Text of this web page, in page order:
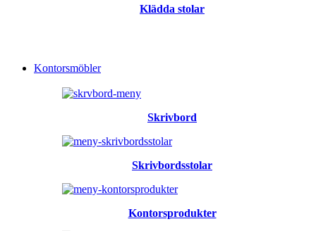
Klädda stolar
Kontorsmöbler
Skrivbord
Skrivbordsstolar
Kontorsprodukter